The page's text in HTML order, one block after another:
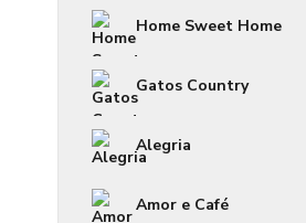
Home Sweet Home
Gatos Country
Alegria
Amor e Café